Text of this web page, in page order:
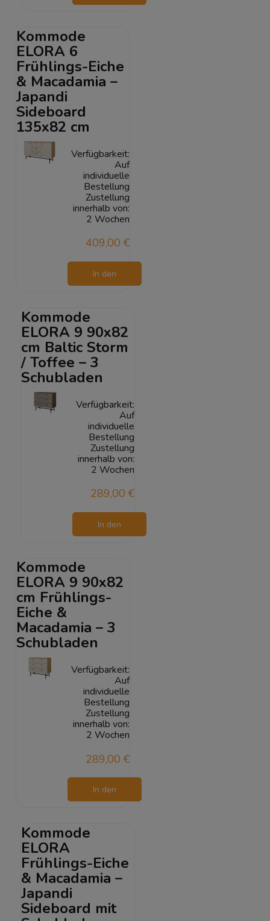
Kommode
ELORA 6
Frühlings-Eiche
& Macadamia –
Japandi
Sideboard
135x82 cm
Verfügbarkeit:
Auf
individuelle
Bestellung
Zustellung
innerhalb von:
2 Wochen
409,00 €
In den
Kommode
ELORA 9 90x82
cm Baltic Storm
/ Toffee – 3
Schubladen
Verfügbarkeit:
Auf
individuelle
Bestellung
Zustellung
innerhalb von:
2 Wochen
289,00 €
In den
Kommode
ELORA 9 90x82
cm Frühlings-
Eiche &
Macadamia – 3
Schubladen
Verfügbarkeit:
Auf
individuelle
Bestellung
Zustellung
innerhalb von:
2 Wochen
289,00 €
In den
Kommode
ELORA
Frühlings-Eiche
& Macadamia –
Japandi
Sideboard mit